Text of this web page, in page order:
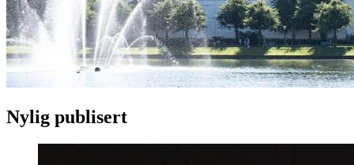
Nylig publisert